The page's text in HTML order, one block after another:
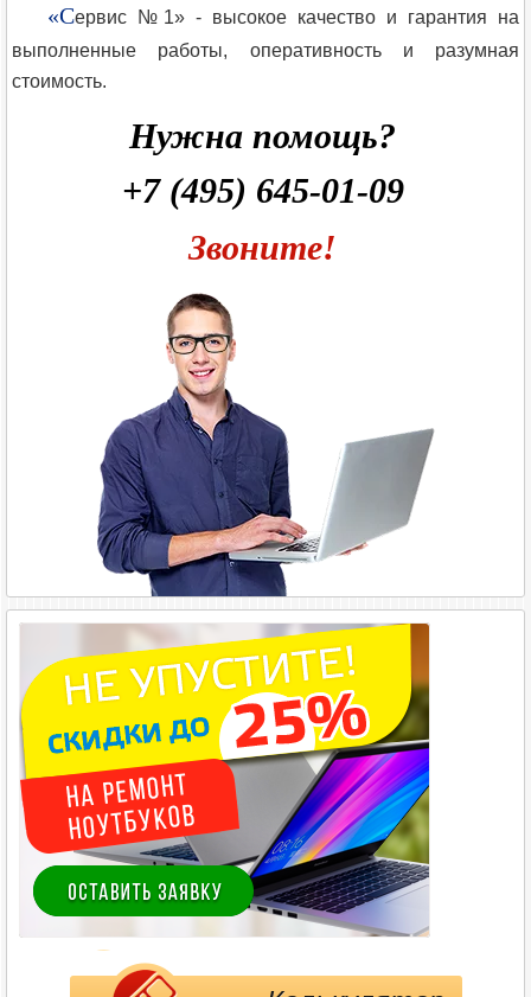
«Сервис №1» - высокое качество и гарантия на
выполненные работы, оперативность и разумная
стоимость.
Нужна помощь?
+7 (495) 645-01-09
Звоните!